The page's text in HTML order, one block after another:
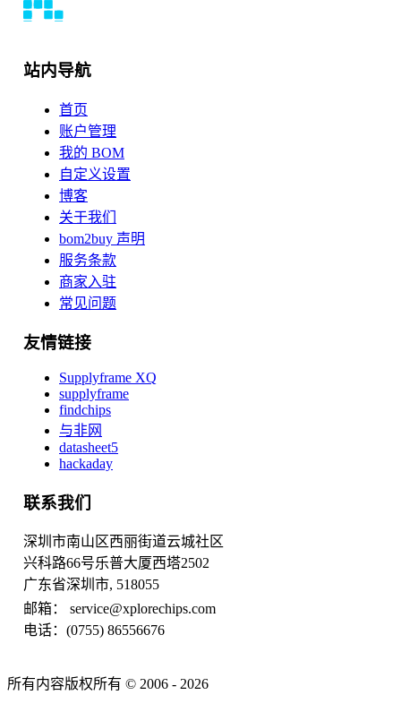
站内导航
首页
账户管理
我的 BOM
自定义设置
博客
关于我们
bom2buy 声明
服务条款
商家入驻
常见问题
友情链接
Supplyframe XQ
supplyframe
findchips
与非网
datasheet5
hackaday
联系我们
深圳市南山区西丽街道云城社区
兴科路66号乐普大厦西塔2502
广东省深圳市, 518055
邮箱： service@xplorechips.com
电话：(0755) 86556676
所有内容版权所有 © 2006 - 2026